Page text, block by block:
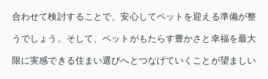
合わせて検討することで、安心してペットを迎える準備が整
うでしょう。そして、ペットがもたらす豊かさと幸福を最大
限に実感できる住まい選びへとつなげていくことが望ましい